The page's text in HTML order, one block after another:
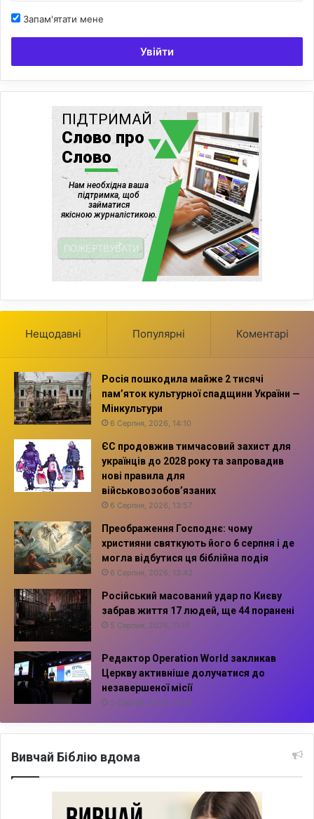
Запам'ятати мене
Увійти
Нещодавні Популярні Коментарі
Росія пошкодила майже 2 тисячі
пам’яток культурної спадщини України —
Мінкультури
6 Серпня, 2026, 14:10
ЄС продовжив тимчасовий захист для
українців до 2028 року та запровадив
нові правила для
військовозобов’язаних
6 Серпня, 2026, 13:57
Преображення Господнє: чому
християни святкують його 6 серпня і де
могла відбутися ця біблійна подія
6 Серпня, 2026, 13:42
Російський масований удар по Києву
забрав життя 17 людей, ще 44 поранені
5 Серпня, 2026, 11:16
Редактор Operation World закликав
Церкву активніше долучатися до
незавершеної місії
5 Серпня, 2026, 10:14
Вивчай Біблію вдома